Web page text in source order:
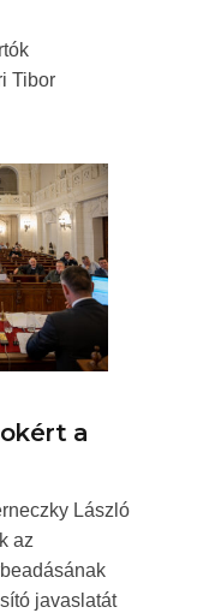
Tibor
a
László
az
javaslatát